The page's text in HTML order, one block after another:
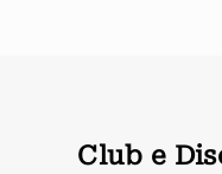
Club e